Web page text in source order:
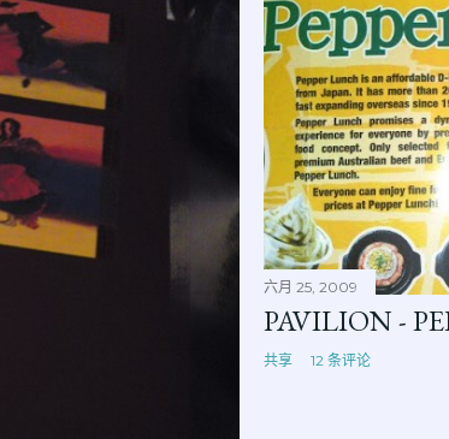
六月 25, 2009
PAVILION -
共享 12 条评论